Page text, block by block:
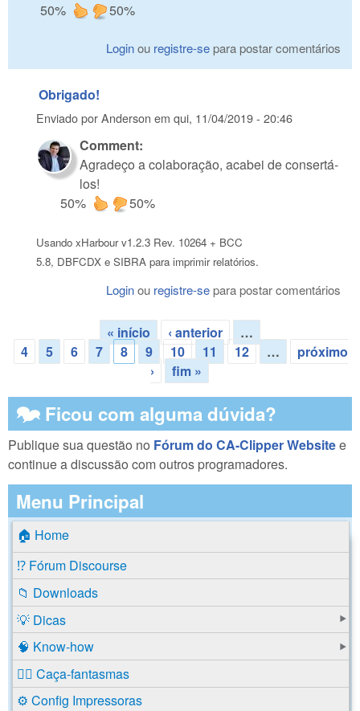
50% 50%
Loginou registre-separa postar comentários
Obrigado!
Enviado porAnderson em qui, 11/04/2019 - 20:46
Comment:
Agradeço a colaboração, acabei de consertá-
los!
50%
50%
Usando xHarbour v1.2.3 Rev. 10264 + BCC
5.8, DBFCDX e SIBRA para imprimir relatórios.
Loginou registre-separa postar comentários
Páginas
« início ‹ anterior
…
4
5 6 7 8 9 10 11 12 …
próximo
›
fim »
🗫 Ficou com alguma dúvida?
Publique sua questão no Fórum do CA-Clipper Websitee
continue a discussão com outros programadores.
Menu Principal
🏠 Home
⁉️ Fórum Discourse
📁 Downloads
💡 Dicas
🧠 Know-how
🕵️‍♂️ Caça-fantasmas
⚙️ Config Impressoras